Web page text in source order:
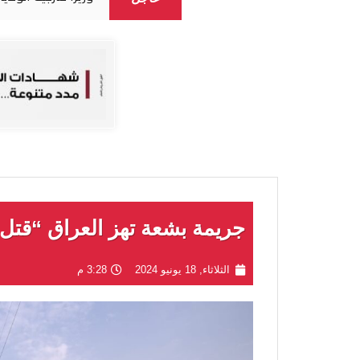
جريمة بشعة تهز العراق “قتل 4 مصريين وقطع
الثلاثاء, 18 يونيو 2024 3:28 م